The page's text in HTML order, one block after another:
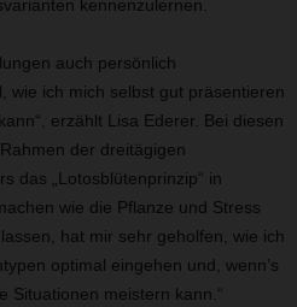
kennenzulernen.
auch persönlich
wie ich mich selbst gut präsentieren
erzählt Lisa Ederer. Bei diesen
der dreitägigen
das „Lotosblütenprinzip“ in
wie die Pflanze und Stress
hat mir sehr geholfen, wie ich
optimal eingehen und, wenn’s
Situationen meistern kann.“